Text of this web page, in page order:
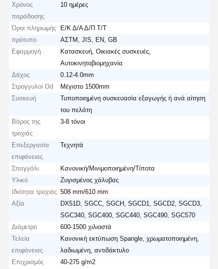
Χρόνος
παράδοσης
10 ημέρες
Όροι πληρωμής
Ε/Κ Δ/Α Δ/Π Τ/Τ
πρότυπο
ΑΣTM, JIS, EN, GB
Εφαρμογή
Κατασκευή, Οικιακές συσκευές,
Αυτοκινητοβιομηχανία
Δάχος
0.12-4.0mm
Στρογγυλοί Od
Μέγιστο 1500mm
Συσκευή
Τυποποιημένη συσκευασία εξαγωγής ή ανά αίτηση
του πελάτη
Βάρος της
τροχιάς
3-8 τόνοι
Επεξεργασία
επιφάνειας
Τεχνητά
Σπαγγάλι
Κανονική/Μινιμοποιημένη/Τίποτα
Υλικό
Ζυγισμένος χάλυβας
Ιδιότητα τροχιάς 508 mm/610 mm
Αξία
DX51D, SGCC, SGCH, SGCD1, SGCD2, SGCD3,
SGC340, SGC400, SGC440, SGC490, SGC570
Διάμετρο
600-1500 χιλιοστά
Τελεία
επιφάνειας
Κανονική εκτύπωση Spangle, χρωματοποιημένη,
λαδιωμένη, αντιδάκτυλο
Επιχρισμός
40-275 g/m2